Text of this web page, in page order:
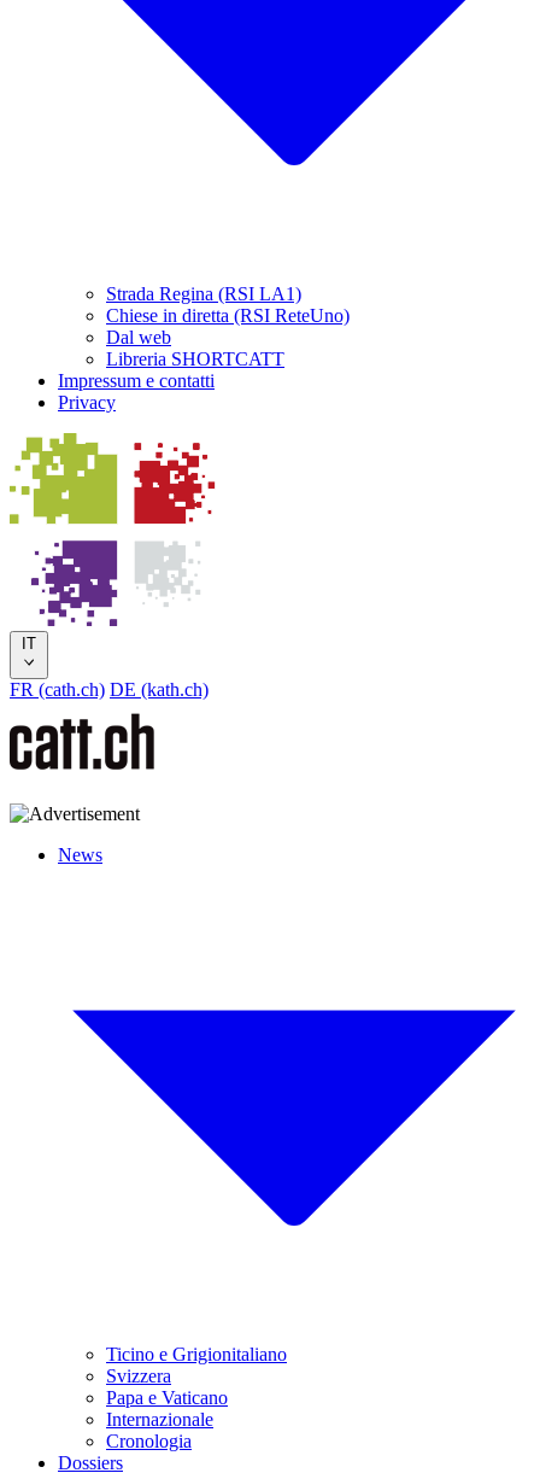
Strada Regina (RSI LA1)
Chiese in diretta (RSI ReteUno)
Dal web
Libreria SHORTCATT
Impressum e contatti
Privacy
IT
FR (cath.ch) DE (kath.ch)
News
Ticino e Grigionitaliano
Svizzera
Papa e Vaticano
Internazionale
Cronologia
Dossiers